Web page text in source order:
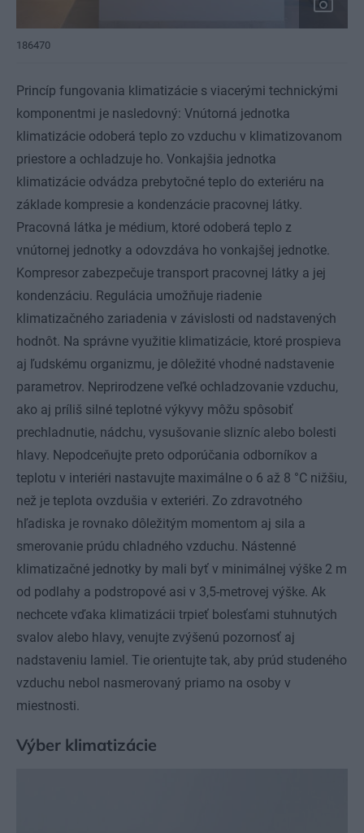
186470
Princíp fungovania klimatizácie s viacerými technickými
komponentmi je nasledovný: Vnútorná jednotka
klimatizácie odoberá teplo zo vzduchu v klimatizovanom
priestore a ochladzuje ho. Vonkajšia jednotka
klimatizácie odvádza prebytočné teplo do exteriéru na
základe kompresie a kondenzácie pracovnej látky.
Pracovná látka je médium, ktoré odoberá teplo z
vnútornej jednotky a odovzdáva ho vonkajšej jednotke.
Kompresor zabezpečuje transport pracovnej látky a jej
kondenzáciu. Regulácia umožňuje riadenie
klimatizačného zariadenia v závislosti od nadstavených
hodnôt. Na správne využitie klimatizácie, ktoré prospieva
aj ľudskému organizmu, je dôležité vhodné nadstavenie
parametrov. Neprirodzene veľké ochladzovanie vzduchu,
ako aj príliš silné teplotné výkyvy môžu spôsobiť
prechladnutie, nádchu, vysušovanie slizníc alebo bolesti
hlavy. Nepodceňujte preto odporúčania odborníkov a
teplotu v interiéri nastavujte maximálne o 6 až 8 °C nižšiu,
než je teplota ovzdušia v exteriéri. Zo zdravotného
hľadiska je rovnako dôležitým momentom aj sila a
smerovanie prúdu chladného vzduchu. Nástenné
klimatizačné jednotky by mali byť v minimálnej výške 2 m
od podlahy a podstropové asi v 3,5-metrovej výške. Ak
nechcete vďaka klimatizácii trpieť bolesťami stuhnutých
svalov alebo hlavy, venujte zvýšenú pozornosť aj
nadstaveniu lamiel. Tie orientujte tak, aby prúd studeného
vzduchu nebol nasmerovaný priamo na osoby v
miestnosti.
Výber klimatizácie